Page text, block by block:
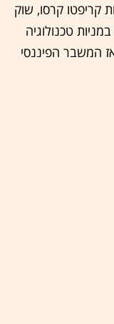
קריפטו קרסו, שוק
טכנולוגיה
מאז המשבר הפיננסי